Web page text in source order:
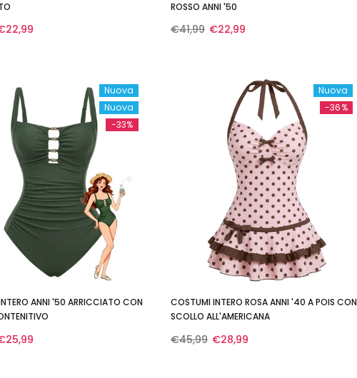
ROSSO ANNI '50
€41,99 €22,99
Nuova
Nuova
-33%
ANNI '50 ARRICCIATO CON
Nuova
-36%
COSTUMI INTERO ROSA ANNI '40 A POIS CON
SCOLLO ALL'AMERICANA
€45,99 €28,99